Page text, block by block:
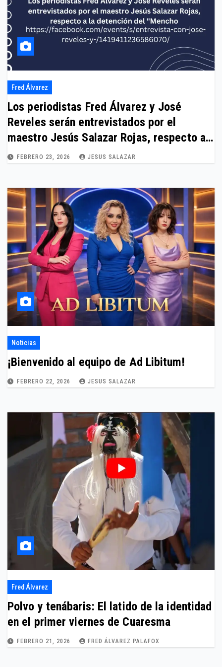
Fred Álvarez
Los periodistas Fred Álvarez y José
Reveles serán entrevistados por el
maestro Jesús Salazar Rojas, respecto a
la detención del “Mencho
FEBRERO 23, 2026 JESUS SALAZAR
Noticias
¡Bienvenido al equipo de Ad Libitum!
FEBRERO 22, 2026 JESUS SALAZAR
Fred Álvarez
Polvo y tenábaris: El latido de la identidad
en el primer viernes de Cuaresma
FEBRERO 21, 2026 FRED ÁLVAREZ PALAFOX